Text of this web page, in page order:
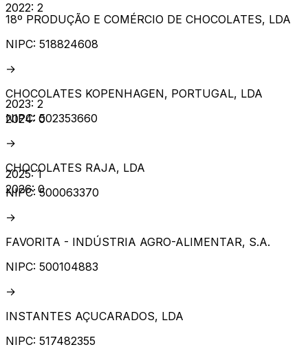
2022: 2
2023: 2
2024: 0
2025:1
2026: 0
18º PRODUÇÃO E COMÉRCIO DE CHOCOLATES, LDA
NIPC: 518824608
→
CHOCOLATES KOPENHAGEN, PORTUGAL, LDA
NIPC:502353660
→
CHOCOLATES RAJA, LDA
NIPC:500063370
→
FAVORITA - INDÚSTRIA AGRO-ALIMENTAR, S.A.
NIPC: 500104883
→
INSTANTES AÇUCARADOS, LDA
NIPC: 517482355